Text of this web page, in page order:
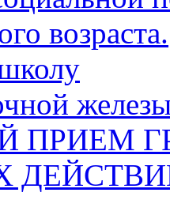
возраста.
ПРИЕМ